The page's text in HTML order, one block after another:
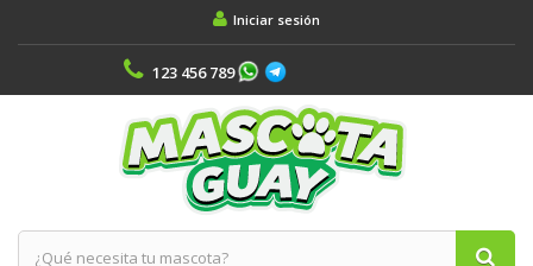
Iniciar sesión
123 456 789